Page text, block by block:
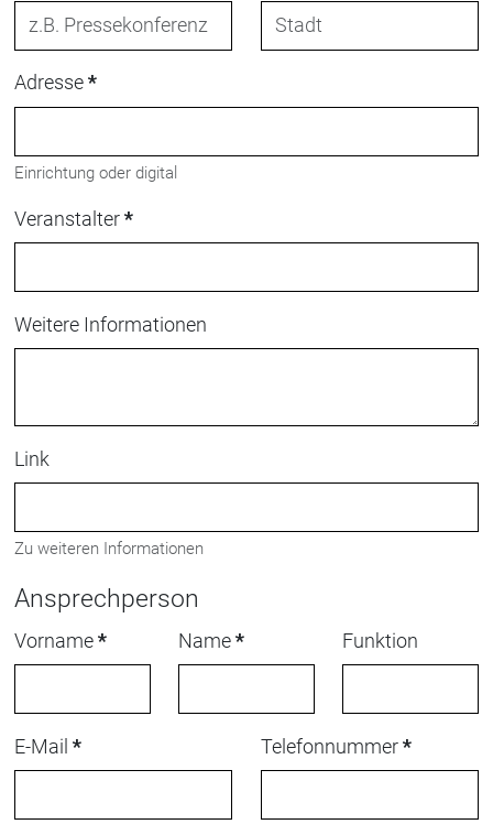
Adresse *
Einrichtung oder digital
Veranstalter *
Weitere Informationen
Link
Zu weiteren Informationen
Ansprechperson
Vorname * Name * Funktion
E-Mail * Telefonnummer *